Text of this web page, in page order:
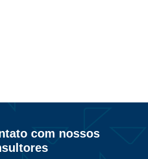
com nossos